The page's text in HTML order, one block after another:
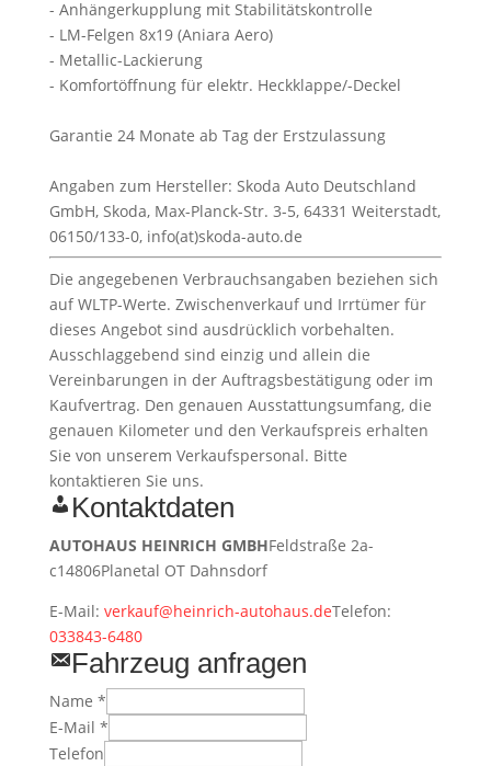
- Anhängerkupplung mit Stabilitätskontrolle
- LM-Felgen 8x19 (Aniara Aero)
- Metallic-Lackierung
- Komfortöffnung für elektr. Heckklappe/-Deckel
Garantie 24 Monate ab Tag der Erstzulassung
Angaben zum Hersteller: Skoda Auto Deutschland
GmbH, Skoda, Max-Planck-Str. 3-5, 64331 Weiterstadt,
06150/133-0, info(at)skoda-auto.de
Die angegebenen Verbrauchsangaben beziehen sich
auf WLTP-Werte. Zwischenverkauf und Irrtümer für
dieses Angebot sind ausdrücklich vorbehalten.
Ausschlaggebend sind einzig und allein die
Vereinbarungen in der Auftragsbestätigung oder im
Kaufvertrag. Den genauen Ausstattungsumfang, die
genauen Kilometer und den Verkaufspreis erhalten
Sie von unserem Verkaufspersonal. Bitte
kontaktieren Sie uns.
Kontaktdaten
AUTOHAUS HEINRICH GMBHFeldstraße 2a-
c14806Planetal OT Dahnsdorf
E-Mail: verkauf@heinrich-autohaus.deTelefon:
033843-6480
Fahrzeug anfragen
Name *
E-Mail *
Telefon